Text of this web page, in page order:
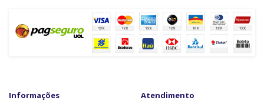
Informações
Atendimento